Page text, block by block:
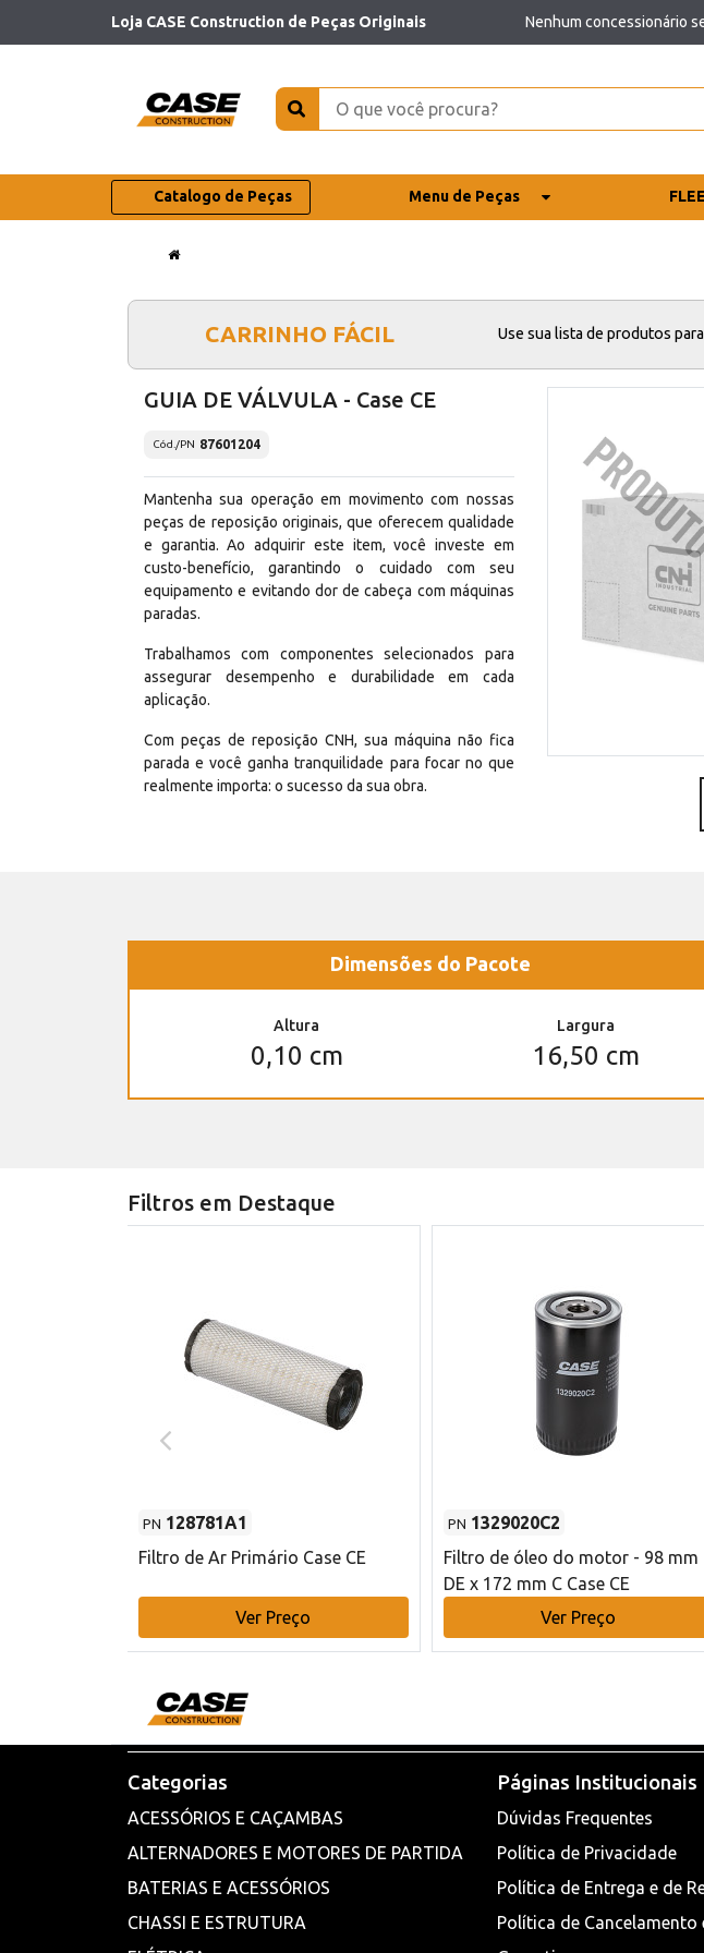
Loja CASE Construction de Peças Originais Nenhum concessionário
Catalogo de Peças Menu de Peças
CARRINHO FÁCIL Use sua lista de produtos
GUIA DE VÁLVULA - Case CE
Cód./PN 87601204
Mantenha sua operação em movimento com nossas
peças de reposição originais, que oferecem qualidade
e garantia. Ao adquirir este item, você investe em
custo-benefício, garantindo o cuidado com seu
equipamento e evitando dor de cabeça com máquinas
paradas.
Trabalhamos com componentes selecionados para
assegurar desempenho e durabilidade em cada
aplicação.
Com peças de reposição CNH, sua máquina não fica
parada e você ganha tranquilidade para focar no que
realmente importa: o sucesso da sua obra.
Dimensões do Pacote
Altura
0,10 cm
Largura
16,50 cm
Filtros em Destaque
PN 128781A1
Filtro de Ar Primário Case CE
Ver Preço
PN 1329020C2
Filtro de óleo do motor - 98 mm
DE x 172 mm C Case CE
Ver Preço
Categorias
ACESSÓRIOS E CAÇAMBAS
ALTERNADORES E MOTORES DE PARTIDA
BATERIAS E ACESSÓRIOS
CHASSI E ESTRUTURA
Páginas Institucionais
Dúvidas Frequentes
Política de Privacidade
Política de Entrega e de
Política de Cancelamento